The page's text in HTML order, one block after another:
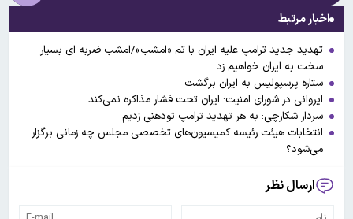
اخبار مرتبط
تهدید جدید ترامپ علیه ایران با تم «امشب»/امشب ضربه ای بسیار
سخت به ایران خواهیم زد
ستاره پرسپولیس به ایران برگشت
ایروانی در شورای امنیت: ایران تحت فشار مذاکره نمی‌کند
سردار شکارچی: به هر تهدید ترامپ تودهنی زدیم
انتخابات هیئت رئیسه کمیسیون‌های تخصصی مجلس چه زمانی برگزار
می‌شود؟
ارسال نظر